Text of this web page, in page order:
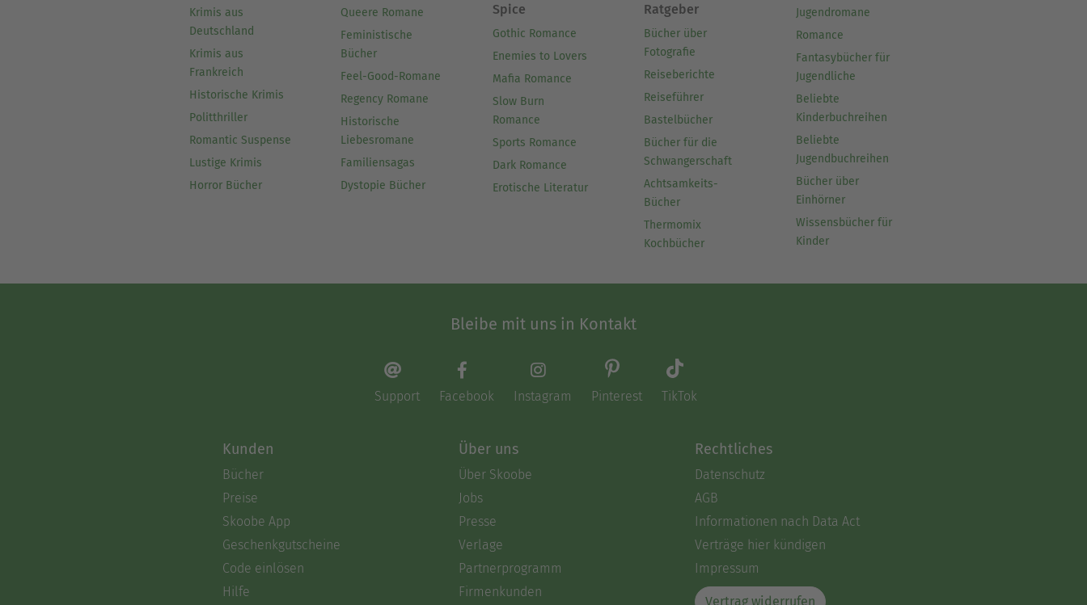
Krimis aus
Deutschland
Krimis aus
Frankreich
Historische Krimis
Politthriller
Romantic Suspense
Lustige Krimis
Horror Bücher
Queere Romane
Feministische
Bücher
Feel-Good-Romane
Regency Romane
Historische
Liebesromane
Familiensagas
Dystopie Bücher
Spice
Gothic Romance
Enemies to Lovers
Mafia Romance
Slow Burn
Romance
Sports Romance
Dark Romance
Erotische Literatur
Ratgeber
Bücher über
Fotografie
Reiseberichte
Reiseführer
Bastelbücher
Bücher für die
Schwangerschaft
Achtsamkeits-
Bücher
Thermomix
Kochbücher
Jugendromane
Romance
Fantasybücher für
Jugendliche
Beliebte
Kinderbuchreihen
Beliebte
Jugendbuchreihen
Bücher über
Einhörner
Wissensbücher für
Kinder
Bleibe mit uns in Kontakt
Support Facebook Instagram Pinterest TikTok
Kunden
Bücher
Preise
Skoobe App
Geschenkgutscheine
Code einlösen
Hilfe
Über uns
Über Skoobe
Jobs
Presse
Verlage
Partnerprogramm
Firmenkunden
Rechtliches
Datenschutz
AGB
Informationen nach Data Act
Verträge hier kündigen
Impressum
Vertrag widerrufen